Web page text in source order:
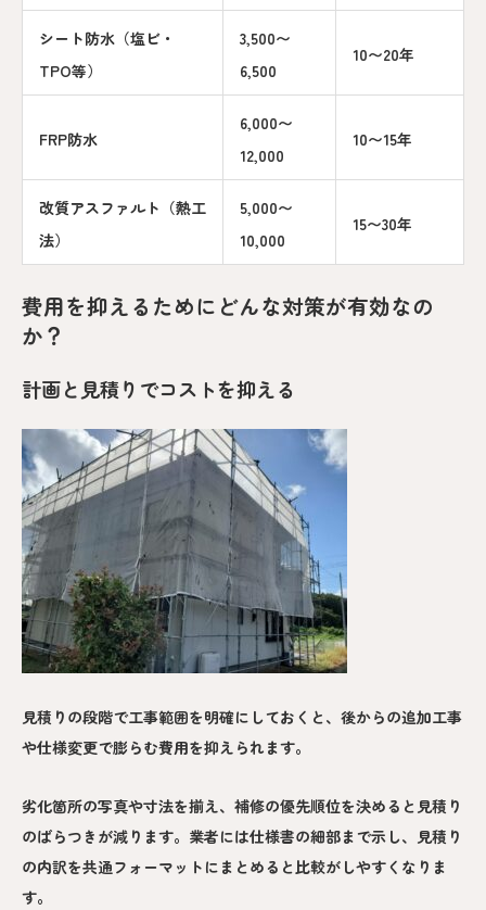
シート防水（塩ビ・
TPO等）
3,500〜
6,500
10〜20年
FRP防水
6,000〜
12,000
10〜15年
改質アスファルト（熱工
法）
5,000〜
10,000
15〜30年
費用を抑えるためにどんな対策が有効なの
か？
計画と見積りでコストを抑える
見積りの段階で工事範囲を明確にしておくと、後からの追加工事
や仕様変更で膨らむ費用を抑えられます。
劣化箇所の写真や寸法を揃え、補修の優先順位を決めると見積り
のばらつきが減ります。業者には仕様書の細部まで示し、見積り
の内訳を共通フォーマットにまとめると比較がしやすくなりま
す。